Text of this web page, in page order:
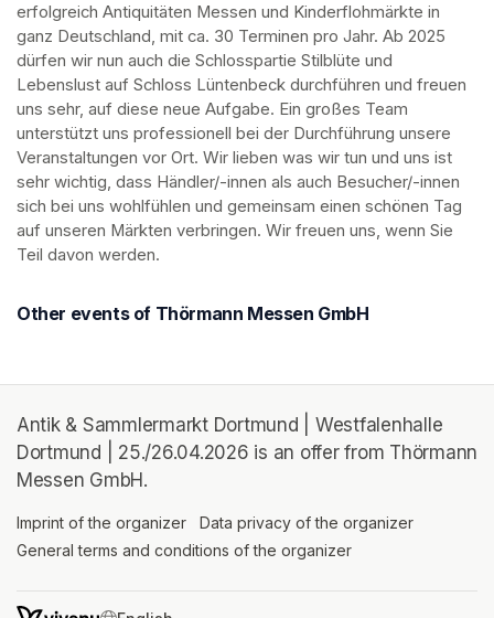
erfolgreich Antiquitäten Messen und Kinderflohmärkte in
ganz Deutschland, mit ca. 30 Terminen pro Jahr. Ab 2025
dürfen wir nun auch die Schlosspartie Stilblüte und
Lebenslust auf Schloss Lüntenbeck durchführen und freuen
uns sehr, auf diese neue Aufgabe. Ein großes Team
unterstützt uns professionell bei der Durchführung unsere
Veranstaltungen vor Ort. Wir lieben was wir tun und uns ist
sehr wichtig, dass Händler/-innen als auch Besucher/-innen
sich bei uns wohlfühlen und gemeinsam einen schönen Tag
auf unseren Märkten verbringen. Wir freuen uns, wenn Sie
Teil davon werden.
Other events of Thörmann Messen GmbH
Antik & Sammlermarkt Dortmund | Westfalenhalle
Dortmund | 25./26.04.2026 is an offer from Thörmann
Messen GmbH.
Imprint of the organizer (opens in a new tab)
Data privacy of the organizer
General terms and conditions of the organizer